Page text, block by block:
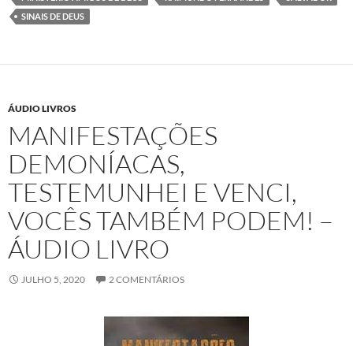
k
p
SINAIS DE DEUS
ÁUDIO LIVROS
MANIFESTAÇÕES
DEMONÍACAS,
TESTEMUNHEI E VENCI,
VOCÊS TAMBÉM PODEM! –
ÁUDIO LIVRO
JULHO 5, 2020 2 COMENTÁRIOS